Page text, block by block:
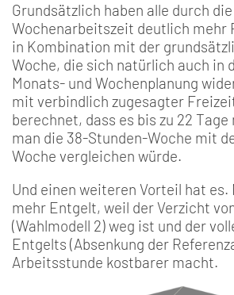
Grundsätzlich haben alle durch
Wochenarbeitszeit deutlich mehr
in Kombination mit der
Woche, die sich natürlich auch in
Monats- und Wochenplanung
mit verbindlich zugesagter
berechnet, dass es bis zu 22
man die 38-Stunden-Woche mit
Woche vergleichen würde.
Und einen weiteren Vorteil hat es.
mehr Entgelt, weil der Verzicht
(Wahlmodell 2) weg ist und der
Entgelts (Absenkung der
Arbeitsstunde kostbarer macht.